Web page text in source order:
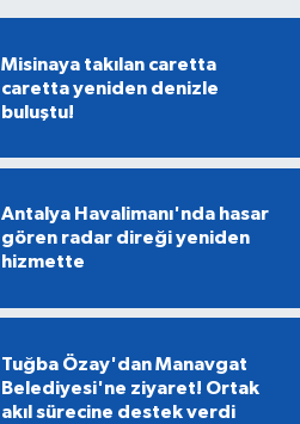
Misinaya takılan caretta
caretta yeniden denizle
buluştu!
Antalya Havalimanı'nda hasar
gören radar direği yeniden
hizmette
Tuğba Özay'dan Manavgat
Belediyesi'ne ziyaret! Ortak
akıl sürecine destek verdi